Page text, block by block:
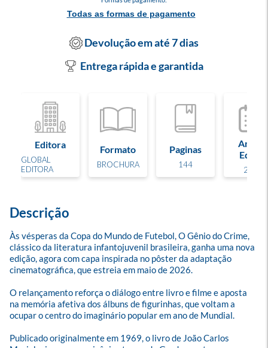
Todas as formas de pagamento
Devolução em até 7 dias
Entrega rápida e garantida
Editora
GLOBAL
EDITORA
Formato
BROCHURA
Paginas
144
Ano de
Edição
2026
Descrição
Às vésperas da Copa do Mundo de Futebol, O Gênio do Crime,
clássico da literatura infantojuvenil brasileira, ganha uma nova
edição, agora com capa inspirada no pôster da adaptação
cinematográfica, que estreia em maio de 2026.
O relançamento reforça o diálogo entre livro e filme e aposta
na memória afetiva dos álbuns de figurinhas, que voltam a
ocupar o centro do imaginário popular em ano de Mundial.
Publicado originalmente em 1969, o livro de João Carlos